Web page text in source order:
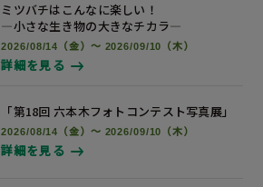
ミツバチはこんなに楽しい！
―小さな生き物の大きなチカラ―
2026/08/14（金）～ 2026/09/10（木）
詳細を見る
「第18回 六本木フォトコンテスト写真展」
2026/08/14（金）～ 2026/09/10（木）
詳細を見る